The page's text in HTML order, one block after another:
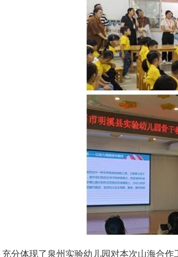
体现了泉州实验幼儿园对本次山海合作